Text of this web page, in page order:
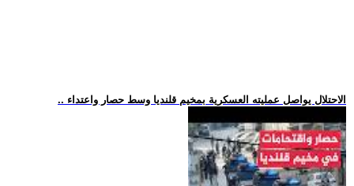
.. الاحتلال يواصل عمليته العسكرية بمخيم قلنديا وسط حصار واعتداء